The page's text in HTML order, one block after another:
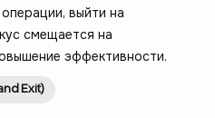
выйти на
смещается на
эффективности.
Exit)